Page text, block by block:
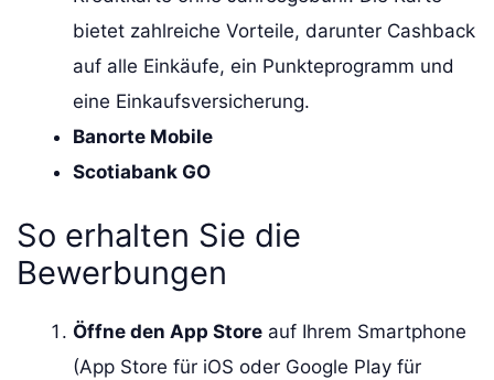
bietet zahlreiche Vorteile, darunter Cashback
auf alle Einkäufe, ein Punkteprogramm und
eine Einkaufsversicherung.
Banorte Mobile
Scotiabank GO
So erhalten Sie die
Bewerbungen
Öffne den App Store auf Ihrem Smartphone
(App Store für iOS oder Google Play für